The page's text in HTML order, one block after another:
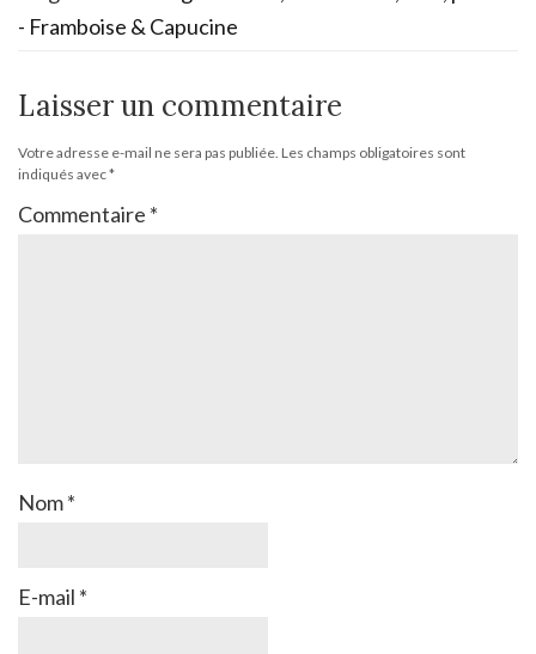
- Framboise & Capucine
Laisser un commentaire
Votre adresse e-mail ne sera pas publiée. Les champs obligatoires sont
indiqués avec*
Commentaire *
Nom*
E-mail *